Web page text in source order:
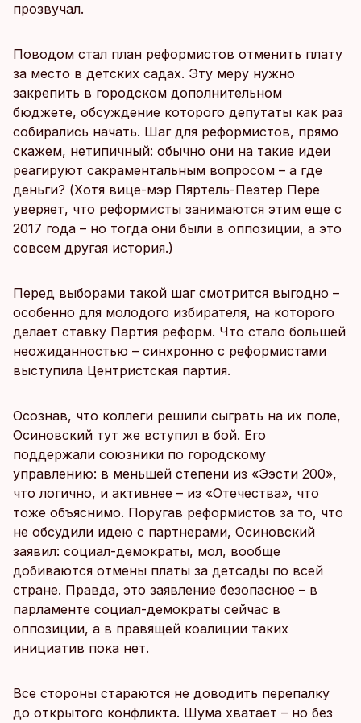
прозвучал.
Поводом стал план реформистов отменить плату
за место в детских садах. Эту меру нужно
закрепить в городском дополнительном
бюджете, обсуждение которого депутаты как раз
собирались начать. Шаг для реформистов, прямо
скажем, нетипичный: обычно они на такие идеи
реагируют сакраментальным вопросом – а где
деньги? (Хотя вице-мэр Пяртель-Пеэтер Пере
уверяет, что реформисты занимаются этим еще с
2017 года – но тогда они были в оппозиции, а это
совсем другая история.)
Перед выборами такой шаг смотрится выгодно –
особенно для молодого избирателя, на которого
делает ставку Партия реформ. Что стало большей
неожиданностью – синхронно с реформистами
выступила Центристская партия.
Осознав, что коллеги решили сыграть на их поле,
Осиновский тут же вступил в бой. Его
поддержали союзники по городскому
управлению: в меньшей степени из «Ээсти 200»,
что логично, и активнее – из «Отечества», что
тоже объяснимо. Поругав реформистов за то, что
не обсудили идею с партнерами, Осиновский
заявил: социал-демократы, мол, вообще
добиваются отмены платы за детсады по всей
стране. Правда, это заявление безопасное – в
парламенте социал-демократы сейчас в
оппозиции, а в правящей коалиции таких
инициатив пока нет.
Все стороны стараются не доводить перепалку
до открытого конфликта. Шума хватает – но без